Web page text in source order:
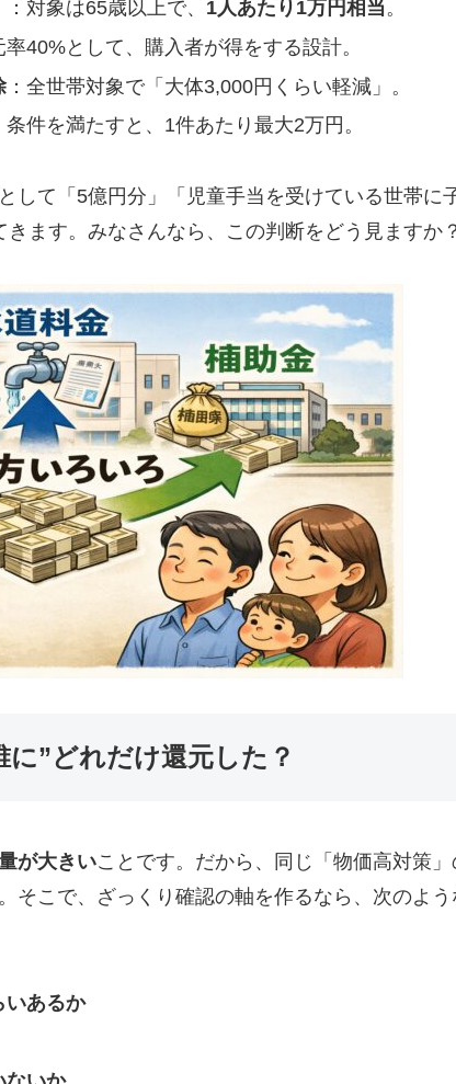
：対象は65歳以上で、 1人あたり1万円相当。
40%として、購入者が得をする設計。
：全世帯対象で「大体3,000円くらい軽減」。
条件を満たすと、1件あたり最大2万円。
して「5億円分」「児童手当を受けている世帯に
ます。みなさんなら、この判断をどう見ますか？
”どれだけ還元した？
が大きいことです。だから、同じ「物価高対策」
そこで、ざっくり確認の軸を作るなら、次のよ
いあるか